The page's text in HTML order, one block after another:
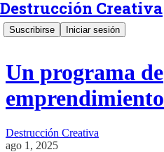
Destrucción Creativa
Suscribirse Iniciar sesión
Un programa de
Destrucción Creativa
ago 1, 2025